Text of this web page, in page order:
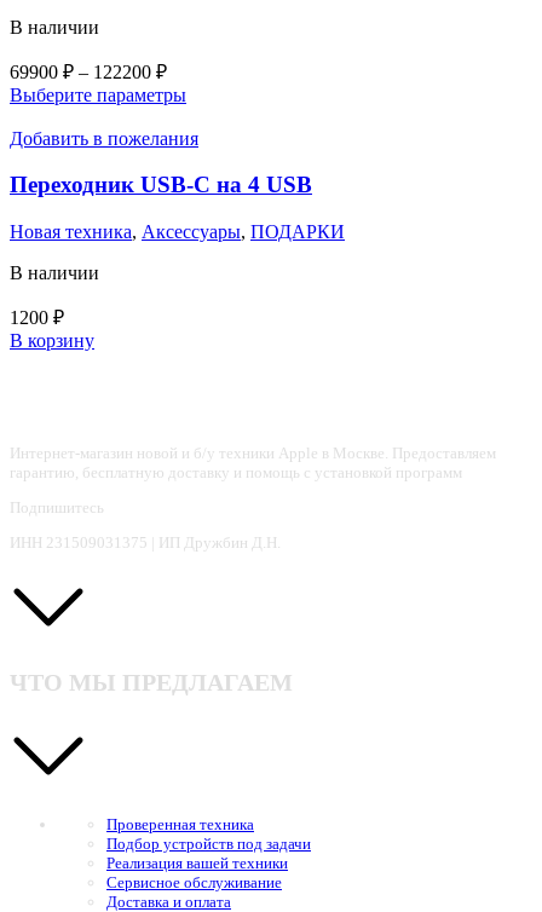
В наличии
69900 ₽ – 122200 ₽Диапазон
цен:
–
Выберите параметрыЭтот
имеет
вариаций.
можно
выбрать
Добавить в пожелания
Переходник USB-C на 4 USB
Новая техника, Аксессуары, ПОДАРКИ
В наличии
1200 ₽
В корзину
Интернет-магазин новой и б/у техники Apple в Москве. Предоставляем
гарантию, бесплатную доставку и помощь с установкой программ
Подпишитесь
ИНН 231509031375 | ИП Дружбин Д.Н.
ЧТО МЫ ПРЕДЛАГАЕМ
Проверенная техника
Подбор устройств под задачи
Реализация вашей техники
Сервисное обслуживание
Доставка и оплата